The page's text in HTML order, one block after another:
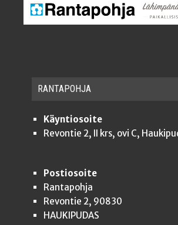
RAN­TA­POH­JA
Käyntiosoite
Revontie 2, II krs, ovi C,
Postiosoite
Rantapohja
Revontie 2, 90830
HAUKIPUDAS